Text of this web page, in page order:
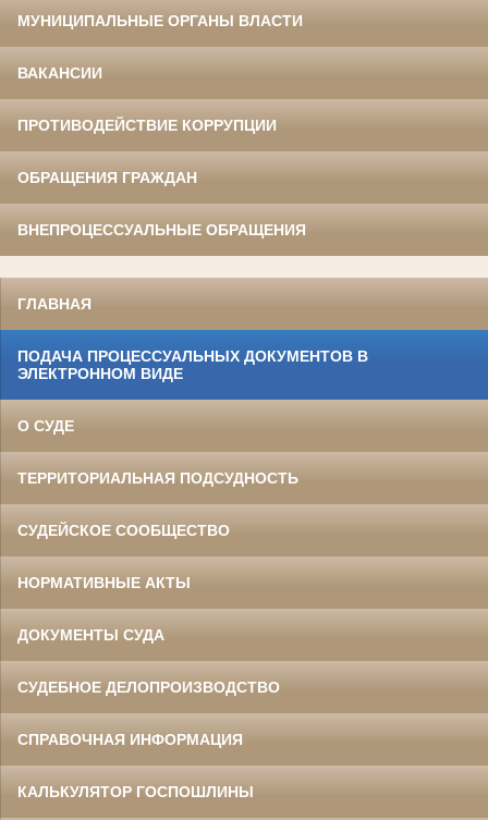
МУНИЦИПАЛЬНЫЕ ОРГАНЫ ВЛАСТИ
ВАКАНСИИ
ПРОТИВОДЕЙСТВИЕ КОРРУПЦИИ
ОБРАЩЕНИЯ ГРАЖДАН
ВНЕПРОЦЕССУАЛЬНЫЕ ОБРАЩЕНИЯ
ГЛАВНАЯ
ПОДАЧА ПРОЦЕССУАЛЬНЫХ ДОКУМЕНТОВ В
ЭЛЕКТРОННОМ ВИДЕ
О СУДЕ
ТЕРРИТОРИАЛЬНАЯ ПОДСУДНОСТЬ
СУДЕЙСКОЕ СООБЩЕСТВО
НОРМАТИВНЫЕ АКТЫ
ДОКУМЕНТЫ СУДА
СУДЕБНОЕ ДЕЛОПРОИЗВОДСТВО
СПРАВОЧНАЯ ИНФОРМАЦИЯ
КАЛЬКУЛЯТОР ГОСПОШЛИНЫ